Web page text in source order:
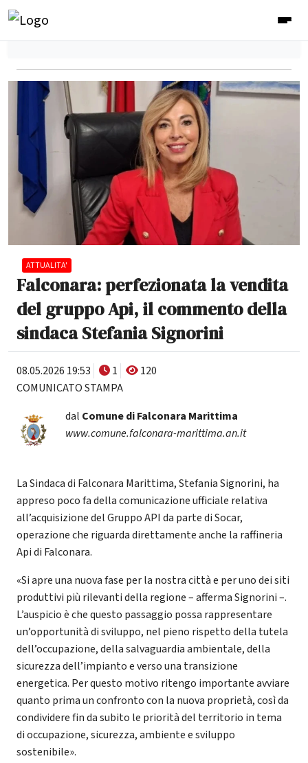
ATTUALITA'
Falconara: perfezionata la vendita
del gruppo Api, il commento della
sindaca Stefania Signorini
08.05.2026 19:53 1
120
COMUNICATO STAMPA
dal Comune di Falconara Marittima
www.comune.falconara-marittima.an.it
La Sindaca di Falconara Marittima, Stefania Signorini, ha
appreso poco fa della comunicazione ufficiale relativa
all’acquisizione del Gruppo API da parte di Socar,
operazione che riguarda direttamente anche la raffineria
Api di Falconara.
«Si apre una nuova fase per la nostra città e per uno dei siti
produttivi più rilevanti della regione – afferma Signorini –.
L’auspicio è che questo passaggio possa rappresentare
un’opportunità di sviluppo, nel pieno rispetto della tutela
dell’occupazione, della salvaguardia ambientale, della
sicurezza dell’impianto e verso una transizione
energetica. Per questo motivo ritengo importante avviare
quanto prima un confronto con la nuova proprietà, così da
condividere fin da subito le priorità del territorio in tema
di occupazione, sicurezza, ambiente e sviluppo
sostenibile».